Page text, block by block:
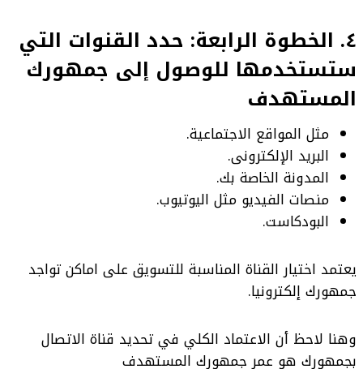
٤. الخطوة الرابعة: حدد القنوات التي
ستستخدمها للوصول إلى جمهورك
المستهدف
مثل المواقع الاجتماعية.
البريد الإلكترونى.
المدونة الخاصة بك.
منصات الفيديو مثل اليوتيوب.
البودكاست.
يعتمد اختيار القناة المناسبة للتسويق على اماكن تواجد
جمهورك إلكترونيا.
وهنا لاحظ أن الاعتماد الكلي في تحديد قناة الاتصال
بجمهورك هو عمر جمهورك المستهدف